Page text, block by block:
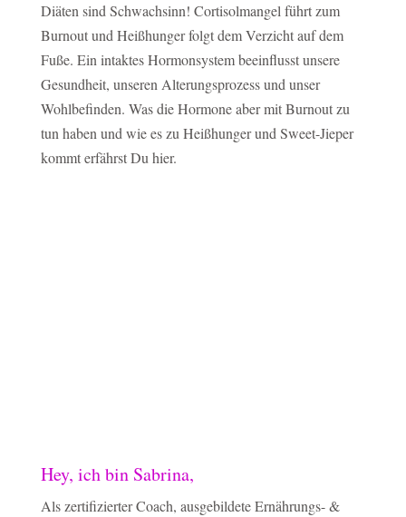
Diäten sind Schwachsinn! Cortisolmangel führt zum
Burnout und Heißhunger folgt dem Verzicht auf dem
Fuße. Ein intaktes Hormonsystem beeinflusst unsere
Gesundheit, unseren Alterungsprozess und unser
Wohlbefinden. Was die Hormone aber mit Burnout zu
tun haben und wie es zu Heißhunger und Sweet-Jieper
kommt erfährst Du hier.
Hey, ich bin Sabrina,
Als zertifizierter Coach, ausgebildete Ernährungs- &